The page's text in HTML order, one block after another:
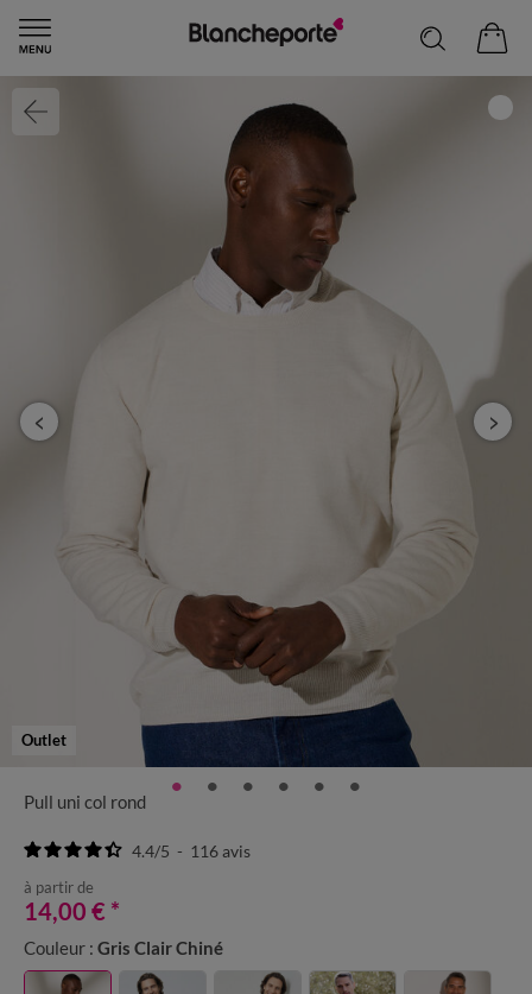
Outlet
Pull uni col rond
4.4/5 - 116avis
à partir de
14,00 € *
Couleur : Gris Clair Chiné